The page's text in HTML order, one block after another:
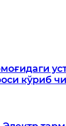
кўриб